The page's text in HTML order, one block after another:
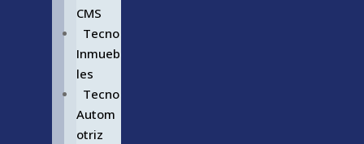
CMS
Tecno
Inmueb
les
Tecno
Autom
otriz